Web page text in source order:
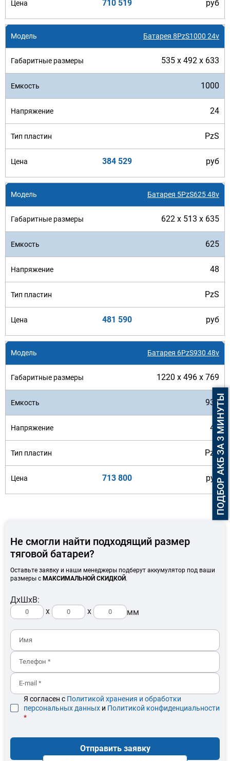
710 519 руб
Батарея 8PzS1000 24v
535 x 492 x 633
1000
24
PzS
384 529 руб
Батарея 5PzS625 48v
622 x 513 x 635
625
48
PzS
481 590 руб
Батарея 6PzS930 48v
1220 x 496 x 769
930
48
PzS
713 800 руб
Не смогли найти подходящий размер
тяговой батареи?
Оставьте заявку и наши менеджеры подберут аккумулятор под ваши
размеры с МАКСИМАЛЬНОЙ СКИДКОЙ .
ДхШхВ:
x
x мм
Я согласен с Политикой хранения и обработки
персональных данных и Политикой конфиденциальности
*
Отправить заявку
ПОДБОР АКБ ЗА 3 МИНУТЫ